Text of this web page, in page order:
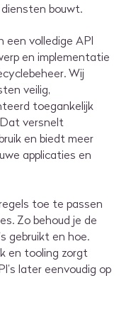
bouwt.
een volledige API
en implementatie
Wij
veilig,
toegankelijk
versnelt
en biedt meer
applicaties en
toe te passen
Zo behoud je de
gebruikt en hoe.
en tooling zorgt
later eenvoudig op